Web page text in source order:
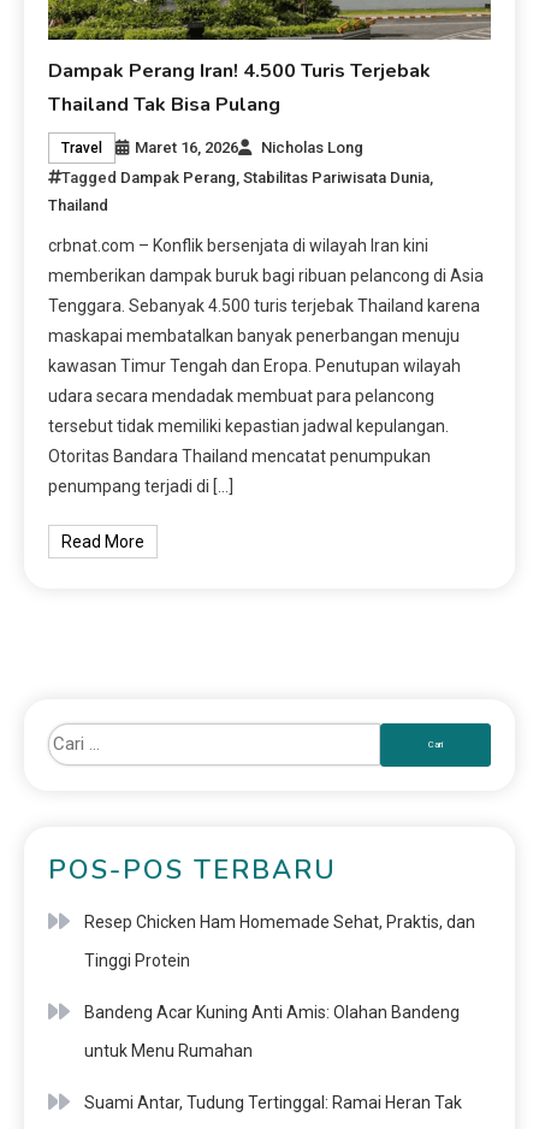
Dampak Perang Iran! 4.500 Turis Terjebak
Thailand Tak Bisa Pulang
Travel Maret 16, 2026
Nicholas Long
Tagged Dampak Perang ,Stabilitas Pariwisata Dunia
Thailand
crbnat.com – Konflik bersenjata di wilayah Iran kini
memberikan dampak buruk bagi ribuan pelancong di Asia
Tenggara. Sebanyak 4.500 turis terjebak Thailand karena
maskapai membatalkan banyak penerbangan menuju
kawasan Timur Tengah dan Eropa. Penutupan wilayah
udara secara mendadak membuat para pelancong
tersebut tidak memiliki kepastian jadwal kepulangan.
Otoritas Bandara Thailand mencatat penumpukan
penumpang terjadi di […]
Read More
POS-POS TERBARU
Resep Chicken Ham Homemade Sehat, Praktis, dan
Tinggi Protein
Bandeng Acar Kuning Anti Amis: Olahan Bandeng
untuk Menu Rumahan
Suami Antar, Tudung Tertinggal: Ramai Heran Tak